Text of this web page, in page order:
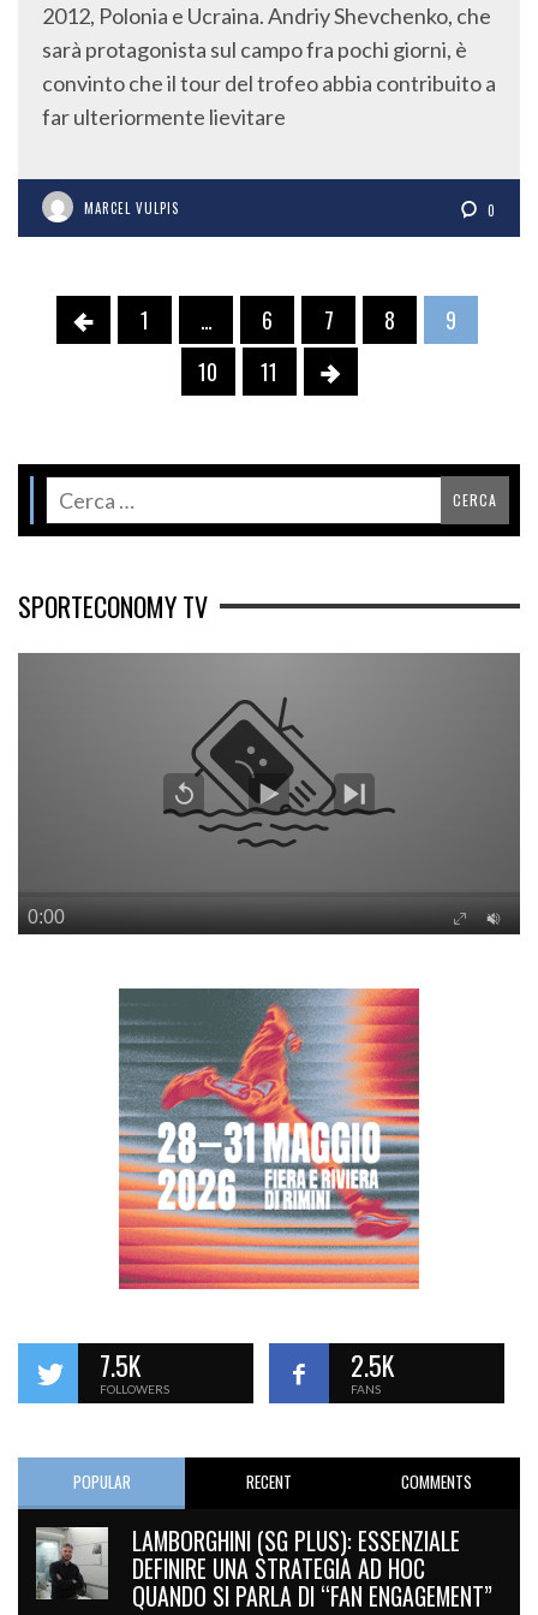
2012, Polonia e Ucraina. Andriy Shevchenko, che
sarà protagonista sul campo fra pochi giorni, è
convinto che il tour del trofeo abbia contribuito a
far ulteriormente lievitare
MARCEL VULPIS 0
1 … 6 7 8
9
10
11
SPORTECONOMY TV
7.5K
FOLLOWERS
2.5K
FANS
POPULAR RECENT COMMENTS
LAMBORGHINI (SG PLUS): ESSENZIALE
DEFINIRE UNA STRATEGIA AD HOC
QUANDO SI PARLA DI “FAN ENGAGEMENT”